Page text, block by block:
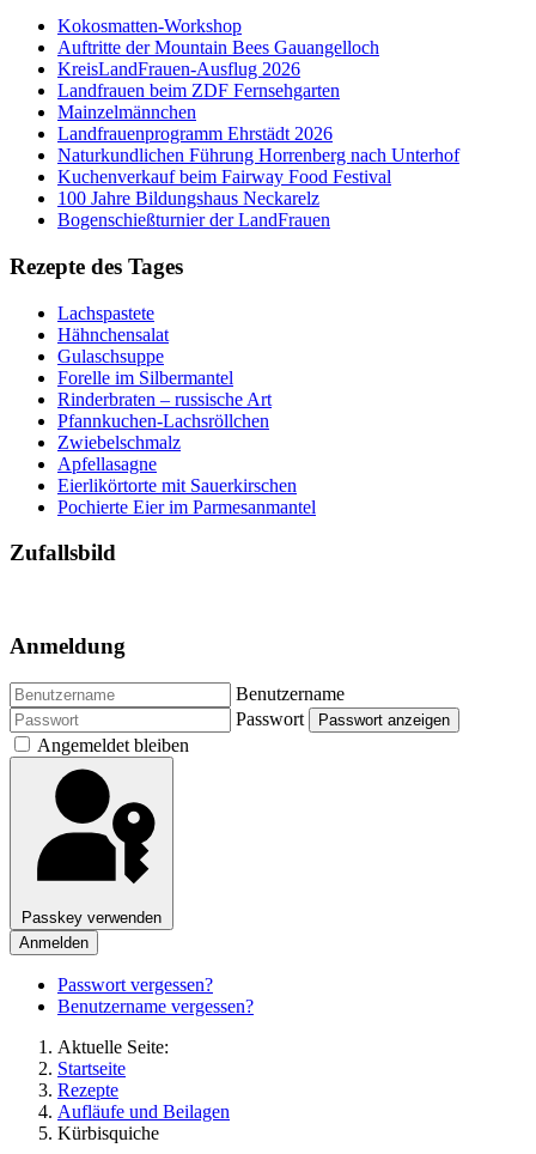
Kokosmatten-Workshop
Auftritte der Mountain Bees Gauangelloch
KreisLandFrauen-Ausflug 2026
Landfrauen beim ZDF Fernsehgarten
Mainzelmännchen
Landfrauenprogramm Ehrstädt 2026
Naturkundlichen Führung Horrenberg nach Unterhof
Kuchenverkauf beim Fairway Food Festival
100 Jahre Bildungshaus Neckarelz
Bogenschießturnier der LandFrauen
Rezepte des Tages
Lachspastete
Hähnchensalat
Gulaschsuppe
Forelle im Silbermantel
Rinderbraten – russische Art
Pfannkuchen-Lachsröllchen
Zwiebelschmalz
Apfellasagne
Eierlikörtorte mit Sauerkirschen
Pochierte Eier im Parmesanmantel
Zufallsbild
Anmeldung
Benutzername
Passwort
Passwort anzeigen
Angemeldet bleiben
Passkey verwenden
Anmelden
Passwort vergessen?
Benutzername vergessen?
Aktuelle Seite:
Startseite
Rezepte
Aufläufe und Beilagen
Kürbisquiche